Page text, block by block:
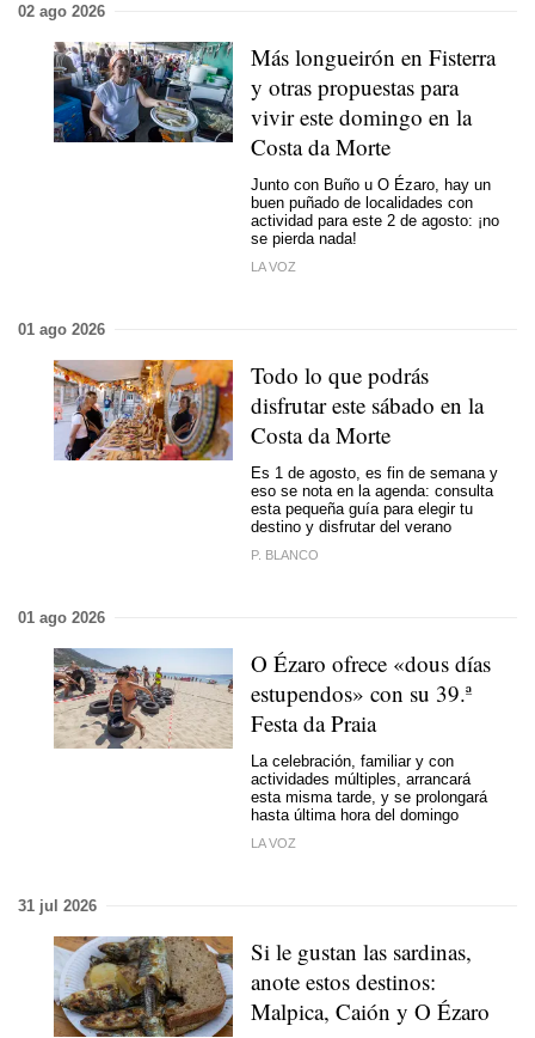
02 ago 2026
Más longueirón en Fisterra
y otras propuestas para
vivir este domingo en la
Costa da Morte
Junto con Buño u O Ézaro, hay un
buen puñado de localidades con
actividad para este 2 de agosto: ¡no
se pierda nada!
LA VOZ
01 ago 2026
Todo lo que podrás
disfrutar este sábado en la
Costa da Morte
Es 1 de agosto, es fin de semana y
eso se nota en la agenda: consulta
esta pequeña guía para elegir tu
destino y disfrutar del verano
P. BLANCO
01 ago 2026
O Ézaro ofrece «dous días
estupendos» con su 39.ª
Festa da Praia
La celebración, familiar y con
actividades múltiples, arrancará
esta misma tarde, y se prolongará
hasta última hora del domingo
LA VOZ
31 jul 2026
Si le gustan las sardinas,
anote estos destinos:
Malpica, Caión y O Ézaro